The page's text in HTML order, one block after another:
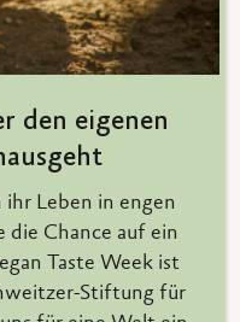
den eigenen
Leben in engen
die Chance auf ein
Taste Week ist
Stiftung für